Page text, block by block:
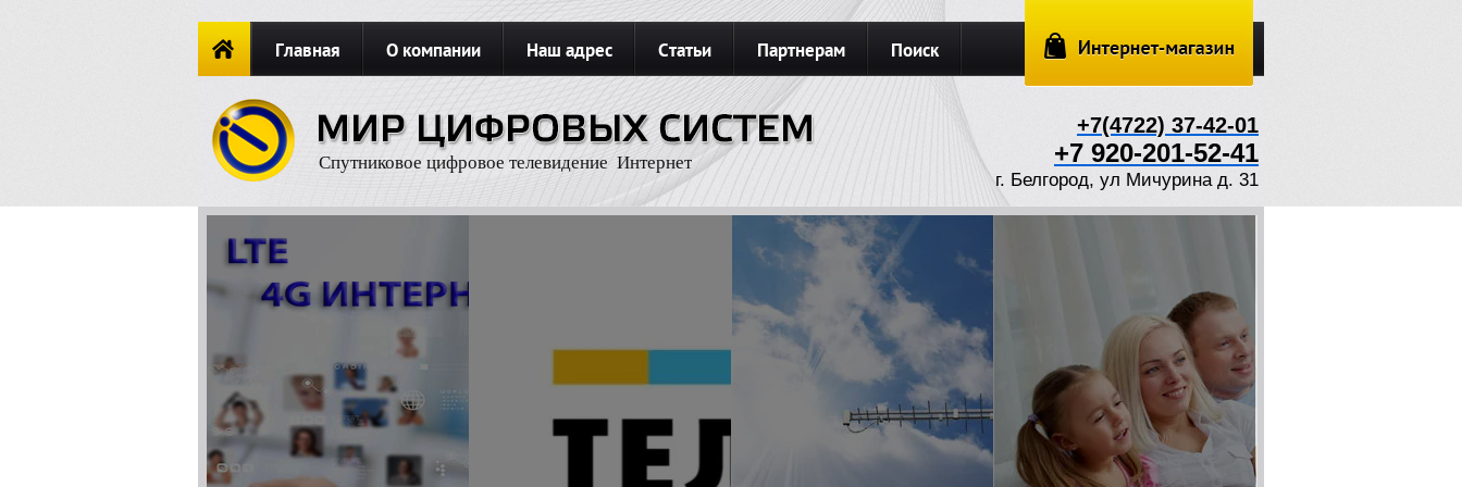
Главная О компании Наш адрес Статьи Партнерам Поиск
Новости Карта сайта Подключить интернет
Спутниковое цифровое телевидение Интернет
+7(4722) 37-42-01
+7 920-201-52-41
г. Белгород, ул Мичурина д. 31